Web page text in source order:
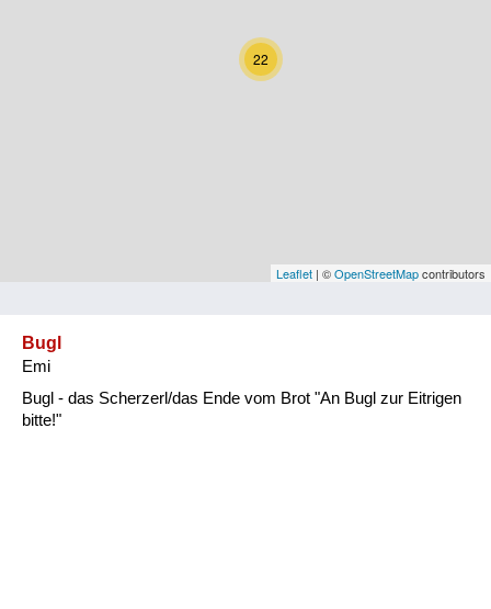
Niederösterreich
Oberösterreich
Vorarlberg
22
Leaflet | ©OpenStreetMapcontributors
Bugl
Emi
Bugl - das Scherzerl/das Ende vom Brot "An Bugl zur Eitrigen
bitte!"